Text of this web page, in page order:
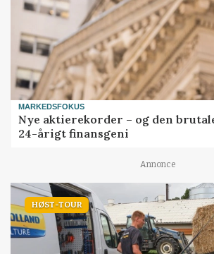
MARKEDSFOKUS
Nye aktierekorder – og den
24-årigt finansgeni
Annonce
HØST-TOUR